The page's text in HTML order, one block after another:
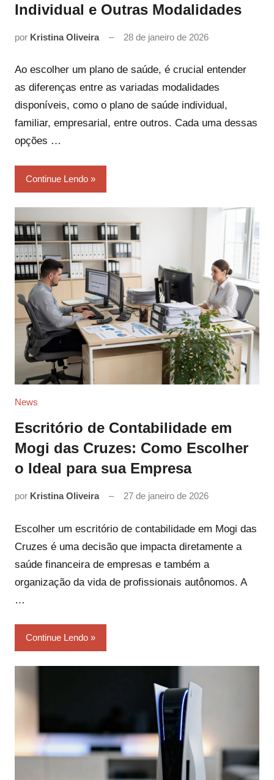
Individual e Outras Modalidades
por Kristina Oliveira 28 de janeiro de 2026
Ao escolher um plano de saúde, é crucial entender
as diferenças entre as variadas modalidades
disponíveis, como o plano de saúde individual,
familiar, empresarial, entre outros. Cada uma dessas
opções …
Continue Lendo
News
Escritório de Contabilidade em
Mogi das Cruzes: Como Escolher
o Ideal para sua Empresa
por Kristina Oliveira 27 de janeiro de 2026
Escolher um escritório de contabilidade em Mogi das
Cruzes é uma decisão que impacta diretamente a
saúde financeira de empresas e também a
organização da vida de profissionais autônomos. A
…
Continue Lendo